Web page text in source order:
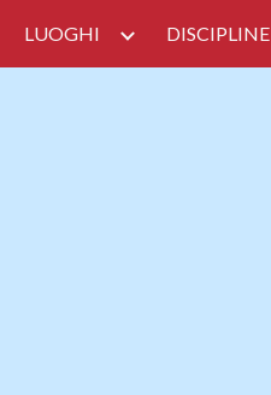
Skip to main content
LUOGHI DISCIPLINE